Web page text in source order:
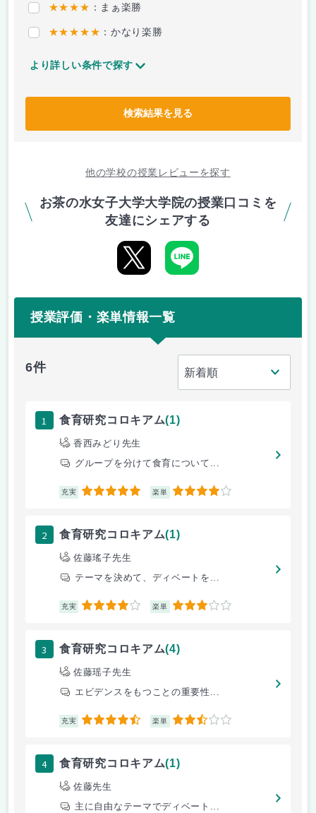
★★★★ ：まぁ楽勝
★★★★★ ：かなり楽勝
より詳しい条件で探す
検索結果を見る
他の学校の授業レビューを探す
お茶の水女子大学大学院の授業口コミを
友達にシェアする
授業評価・楽単情報一覧
6件
1 食育研究コロキアム(1)
香西みどり先生
グループを分けて食育について...
充実 5 楽単 4
2 食育研究コロキアム(1)
佐藤瑤子先生
テーマを決めて、ディベートを...
充実 4 楽単 3
3 食育研究コロキアム(4)
佐藤瑶子先生
エビデンスをもつことの重要性...
充実 4.5 楽単 2.5
4 食育研究コロキアム(1)
佐藤先生
主に自由なテーマでディベート...